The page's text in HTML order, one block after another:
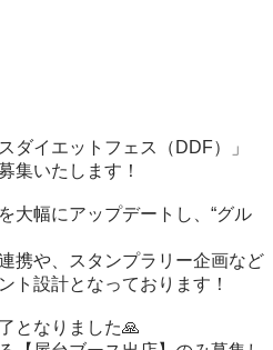
ダイエットフェス（DDF）」
集いたします！
大幅にアップデートし、“グル
携や、スタンプラリー企画など
ト設計となっております！
となりました🙏